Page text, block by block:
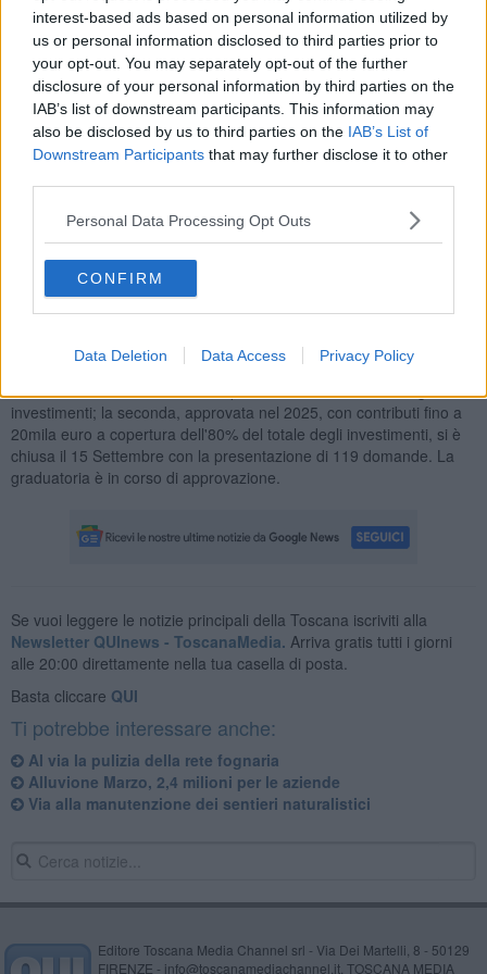
interest-based ads based on personal information utilized by
us or personal information disclosed to third parties prior to
your opt-out. You may separately opt-out of the further
disclosure of your personal information by third parties on the
IAB’s list of downstream participants. This information may
also be disclosed by us to third parties on the IAB’s List of
Downstream Participants that may further disclose it to other
Personal Data Processing Opt Outs
CONFIRM
Data Deletion Data Access Privacy Policy
all’accordo di collaborazione firmato lo scorso Maggio.
L’avviso prevede che i ristori, per importi di massimo 10mila euro,
saranno concessi sulla base della differenza tra il fatturato del
trimestre 2025 interessato dagli eventi ed il valore mediano del
fatturato delle stesso periodo dei tre anni precedenti, a fronte di
una perdita minima del 30%. Il procedimento è a sportello fino ad
esaurimento delle risorse. Il soggetto gestore è Sviluppo Toscana.
Il provvedimento si differenzia dagli altri interventi regionali attivati
per gli eventi di Novembre 2023, destinati al sostegno di nuovi
investimenti o all'abbattimento di interessi a fronte di finanziamenti
bancari a sostegno della liquidità.
Il bando a sostegno della liquidità è sempre aperto mentre quello
per investimenti ha visto due edizioni: la prima edizione, del 2024,
investimenti; la seconda, approvata nel 2025, con contributi fino a
20mila euro a copertura dell'80% del totale degli investimenti, si è
chiusa il 15 Settembre con la presentazione di 119 domande. La
graduatoria è in corso di approvazione.
Se vuoi leggere le notizie principali della Toscana iscriviti alla
Newsletter QUInews - ToscanaMedia. Arriva gratis tutti i giorni
alle 20:00 direttamente nella tua casella di posta.
Basta cliccare QUI
Ti potrebbe interessare anche:
Al via la pulizia della rete fognaria
Alluvione Marzo, 2,4 milioni per le aziende
Via alla manutenzione dei sentieri naturalistici
Editore Toscana Media Channel srl - Via Dei Martelli, 8 - 50129
FIRENZE - info@toscanamediachannel.it. TOSCANA MEDIA